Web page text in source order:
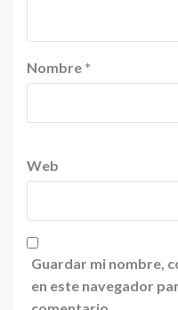
Nombre *
Web
Guardar mi nombre,
en este navegador